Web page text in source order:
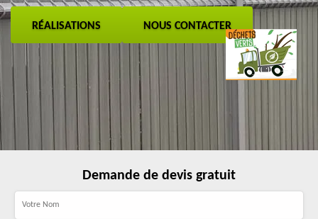
RÉALISATIONS NOUS CONTACTER
Demande de devis gratuit